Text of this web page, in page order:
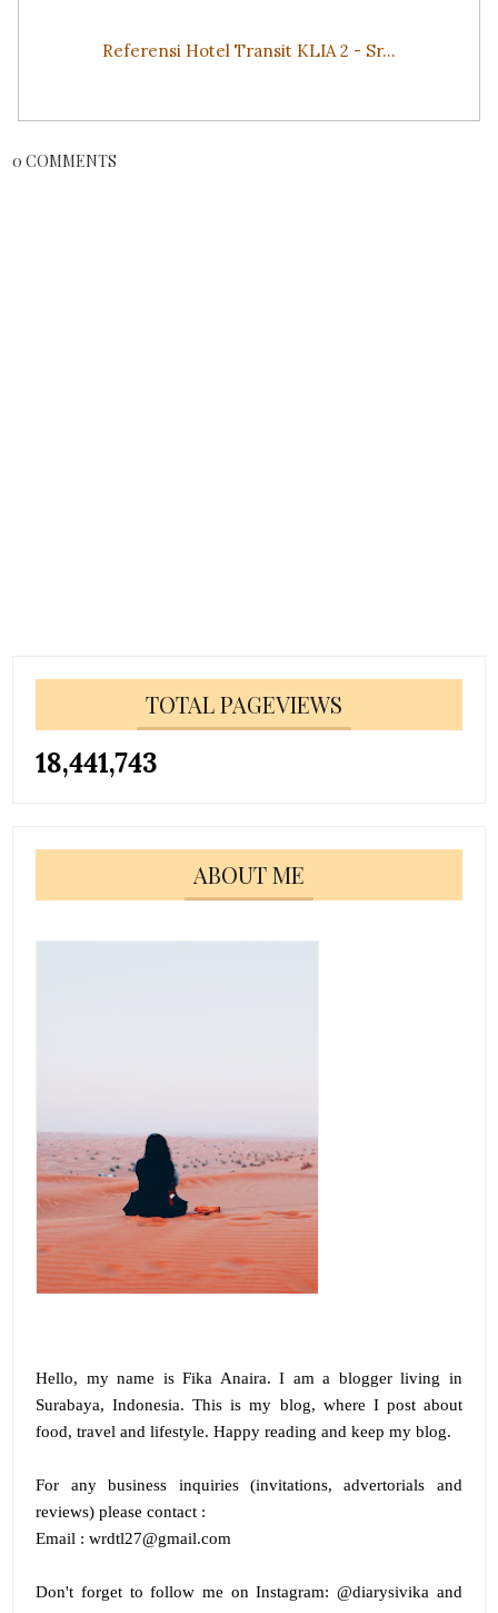
Referensi Hotel Transit KLIA 2 - Sr...
0 COMMENTS
TOTAL PAGEVIEWS
18,441,743
ABOUT ME
Hello, my name isFika Anaira. I am a blogger living in
Surabaya, Indonesia. This is my blog, where I post about
food, travel and lifestyle. Happy reading and keep my blog.
For any business inquiries (invitations, advertorials and
reviews) please contact :
Email : wrdtl27@gmail.com
Don't forget to follow me onInstagram: @diarysivika and